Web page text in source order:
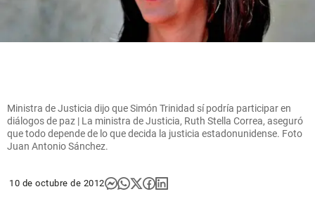
Ministra de Justicia dijo que Simón Trinidad sí podría participar en
diálogos de paz | La ministra de Justicia, Ruth Stella Correa, aseguró
que todo depende de lo que decida la justicia estadonunidense. Foto
Juan Antonio Sánchez.
10 de octubre de 2012